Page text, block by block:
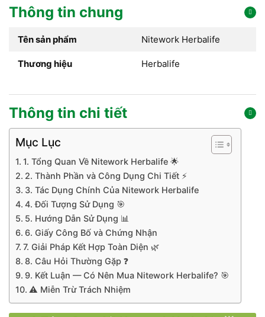
Thông tin chung
Tên sản phẩm Nitework Herbalife
Thương hiệu Herbalife
Thông tin chi tiết
Mục Lục
1. Tổng Quan Về Nitework Herbalife 🌟
2. Thành Phần và Công Dụng Chi Tiết ⚡
3. Tác Dụng Chính Của Nitework Herbalife
4. Đối Tượng Sử Dụng 🎯
5. Hướng Dẫn Sử Dụng 📊
6. Giấy Công Bố và Chứng Nhận
7. Giải Pháp Kết Hợp Toàn Diện 🌿
8. Câu Hỏi Thường Gặp ❓
9. Kết Luận — Có Nên Mua Nitework Herbalife? 🎯
⚠️ Miễn Trừ Trách Nhiệm